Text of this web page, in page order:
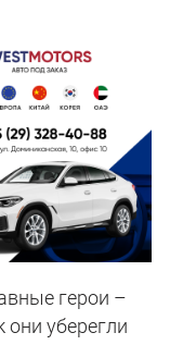
герои –
они уберегли